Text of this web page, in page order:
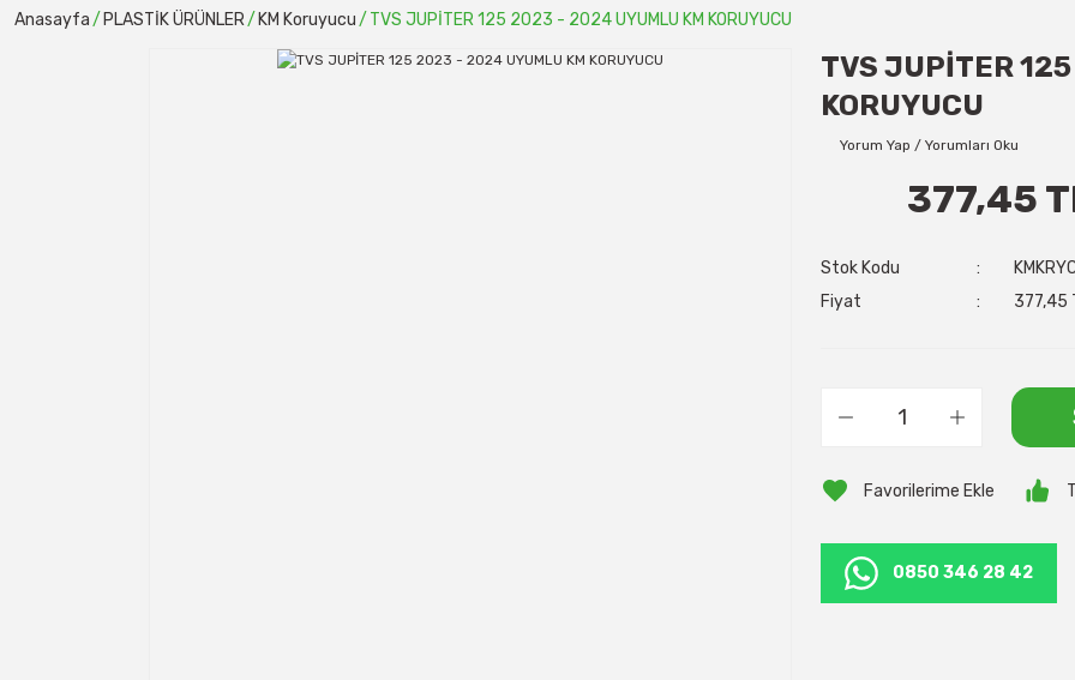
Anasayfa PLASTİK ÜRÜNLER KM Koruyucu TVS JUPİTER 125 2023 - 2024 UYUMLU KM KORUYUCU
TVS JUPİTER
KORUYUCU
Yorum Yap / Yorumları Oku
377,45
Stok Kodu
Fiyat
377,45
0850 346 28 42